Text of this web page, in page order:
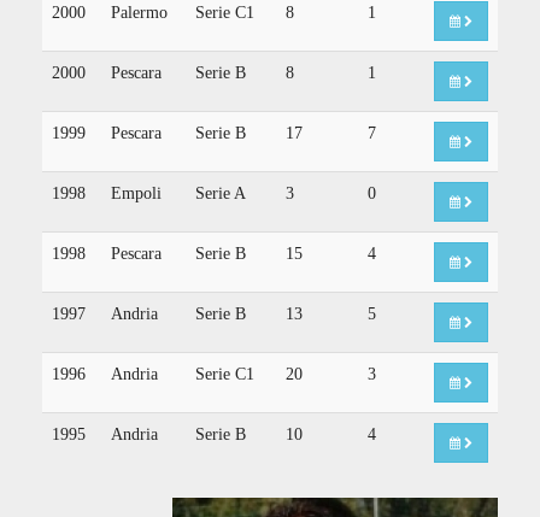
2000 Palermo Serie C1 8 1
2000 Pescara Serie B 8 1
1999 Pescara Serie B 17 7
1998 Empoli Serie A 3 0
1998 Pescara Serie B 15 4
1997 Andria Serie B 13 5
1996 Andria Serie C1 20 3
1995 Andria Serie B 10 4